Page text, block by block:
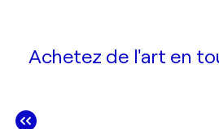
Achetez de l'art en